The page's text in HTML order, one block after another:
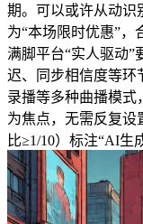
期。可以或许从动
为“本场限时优惠”
满脚平台“实人驱动
迟、同步相信度等环
录播等多种曲播模式
为焦点，无需反复
比≥1/10）标注“AI生